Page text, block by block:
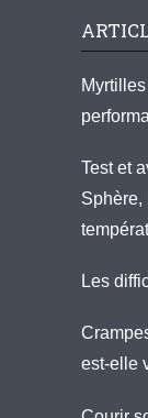
Test et
Sphère,
Les
est-elle